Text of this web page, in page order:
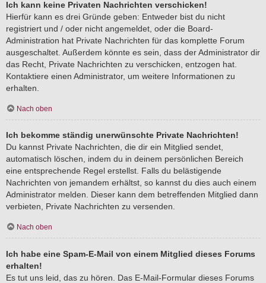
Ich kann keine Privaten Nachrichten verschicken!
Hierfür kann es drei Gründe geben: Entweder bist du nicht
registriert und / oder nicht angemeldet, oder die Board-
Administration hat Private Nachrichten für das komplette Forum
ausgeschaltet. Außerdem könnte es sein, dass der Administrator dir
das Recht, Private Nachrichten zu verschicken, entzogen hat.
Kontaktiere einen Administrator, um weitere Informationen zu
erhalten.
Nach oben
Ich bekomme ständig unerwünschte Private Nachrichten!
Du kannst Private Nachrichten, die dir ein Mitglied sendet,
automatisch löschen, indem du in deinem persönlichen Bereich
eine entsprechende Regel erstellst. Falls du belästigende
Nachrichten von jemandem erhältst, so kannst du dies auch einem
Administrator melden. Dieser kann dem betreffenden Mitglied dann
verbieten, Private Nachrichten zu versenden.
Nach oben
Ich habe eine Spam-E-Mail von einem Mitglied dieses Forums
erhalten!
Es tut uns leid, das zu hören. Das E-Mail-Formular dieses Forums